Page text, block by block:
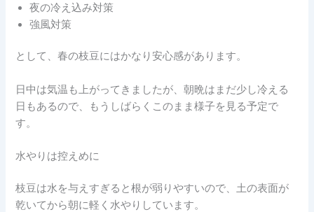
夜の冷え込み対策
強風対策
として、春の枝豆にはかなり安心感があります。
日中は気温も上がってきましたが、朝晩はまだ少し冷える
日もあるので、もうしばらくこのまま様子を見る予定で
す。
水やりは控えめに
枝豆は水を与えすぎると根が弱りやすいので、土の表面が
乾いてから朝に軽く水やりしています。